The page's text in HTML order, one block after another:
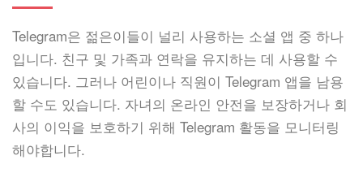
Telegram은 젊은이들이 널리 사용하는 소셜 앱 중 하나
입니다. 친구 및 가족과 연락을 유지하는 데 사용할 수
있습니다. 그러나 어린이나 직원이 Telegram 앱을 남용
할 수도 있습니다. 자녀의 온라인 안전을 보장하거나 회
사의 이익을 보호하기 위해 Telegram 활동을 모니터링
해야합니다.